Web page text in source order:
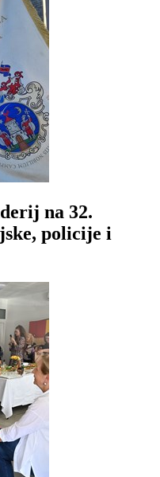
na 32.
policije i